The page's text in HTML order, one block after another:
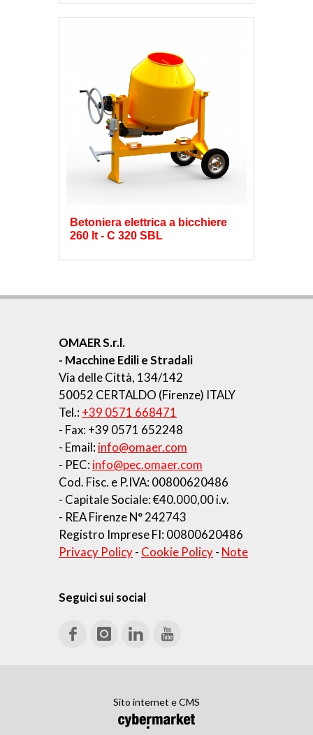
Betoniera elettrica a bicchiere
260 lt - C 320 SBL
OMAER S.r.l.
- Macchine Edili e Stradali
Via delle Città, 134/142
50052 CERTALDO (Firenze) ITALY
Tel.: +39 0571 668471
- Fax: +39 0571 652248
- Email: info@omaer.com
- PEC: info@pec.omaer.com
Cod. Fisc. e P.IVA: 00800620486
- Capitale Sociale: €40.000,00 i.v.
- REA Firenze N° 242743
Registro Imprese FI: 00800620486
Privacy Policy- Cookie Policy- Note
Seguici sui social
Sito internet e CMS